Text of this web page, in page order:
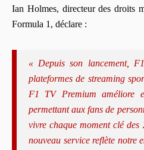
Ian Holmes, directeur des droits
Formula 1, déclare :
« Depuis son lancement,
plateformes de streaming
F1 TV Premium améliore
permettant aux fans de
vivre chaque moment clé
nouveau service reflète notre